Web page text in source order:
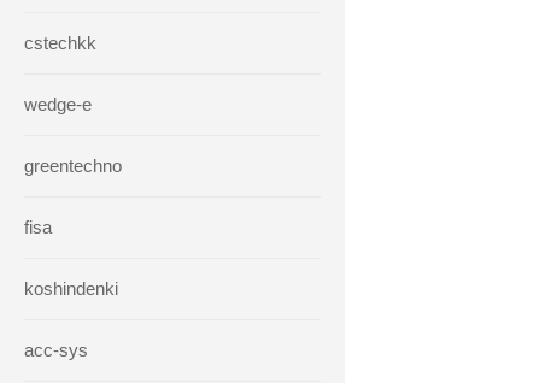
cstechkk
wedge-e
greentechno
fisa
koshindenki
acc-sys